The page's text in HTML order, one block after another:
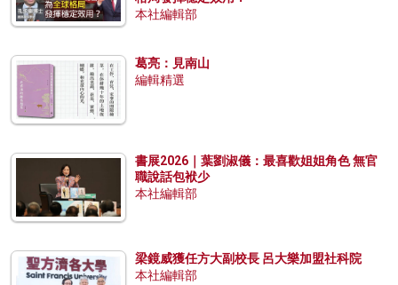
本社編輯部
葛亮：見南山
編輯精選
書展2026｜葉劉淑儀：最喜歡姐姐角色 無官
職說話包袱少
本社編輯部
梁鏡威獲任方大副校長 呂大樂加盟社科院
本社編輯部